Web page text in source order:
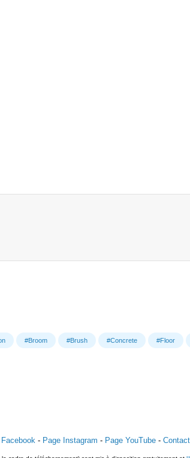
#Broom #Brush #Concrete #Floor
- Page Instagram - Page YouTube- Contact